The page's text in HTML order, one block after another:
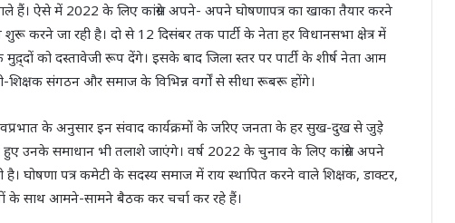
हैं। ऐसे में 2022 के लिए कांग्रेस अपने- अपने घोषणापत्र का खाका तैयार करने
करने जा रही है। दो से 12 दिसंबर तक पार्टी के नेता हर विधानसभा क्षेत्र में
को दस्तावेजी रूप देंगे। इसके बाद जिला स्तर पर पार्टी के शीर्ष नेता आम
शिक्षक संगठन और समाज के विभिन्न वर्गों से सीधा रूबरू होंगे।
नवप्रभात के अनुसार इन संवाद कार्यक्रमों के जरिए जनता के हर सुख-दुख से जुड़े
हुए उनके समाधान भी तलाशे जाएंगे। वर्ष 2022 के चुनाव के लिए कांग्रेस अपने
है। घोषणा पत्र कमेटी के सदस्य समाज में राय स्थापित करने वाले शिक्षक, डाक्टर,
के साथ आमने-सामने बैठक कर चर्चा कर रहे हैं।